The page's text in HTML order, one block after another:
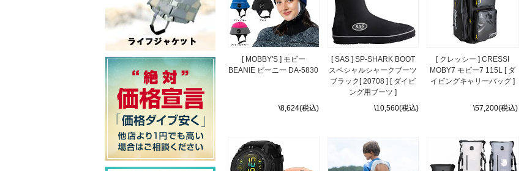
[ MOBBY'S ] モビー
BEANIE ビーニー DA-5830
\8,624(税込)
[ SAS ] SP-SHARK BOOT
スペシャルシャークブーツ
ブラック[ 20708 ] [ ダイビ
ング用ブーツ ]
\10,560(税込)
[ クレッシー ] CRESSI
MOBY7 モビー7 115L [ ダ
イビングキャリーバッグ ]
\57,200(税込)